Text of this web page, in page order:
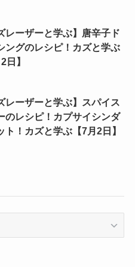
レーザーと学ぶ】唐辛子ド
ングのレシピ！カズと学ぶ
日】
レーザーと学ぶ】スパイス
のレシピ！カプサイシンダ
ト！カズと学ぶ【7月2日】